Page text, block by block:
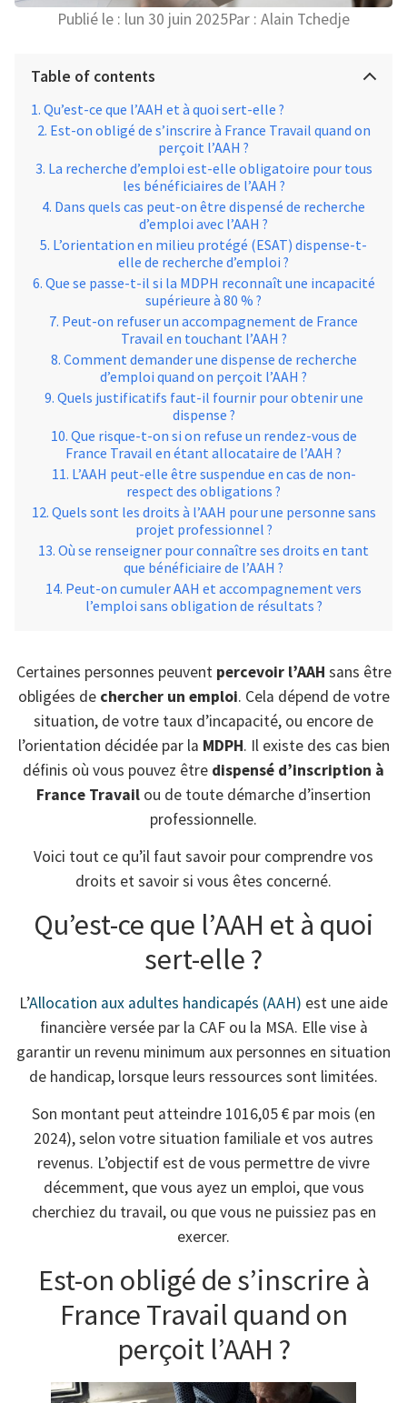
Publié le : lun 30 juin 2025Par : Alain Tchedje
Table of contents
Qu’est-ce que l’AAH et à quoi sert-elle ?
Est-on obligé de s’inscrire à France Travail quand on
perçoit l’AAH ?
La recherche d’emploi est-elle obligatoire pour tous
les bénéficiaires de l’AAH ?
Dans quels cas peut-on être dispensé de recherche
d’emploi avec l’AAH ?
L’orientation en milieu protégé (ESAT) dispense-t-
elle de recherche d’emploi ?
Que se passe-t-il si la MDPH reconnaît une incapacité
supérieure à 80 % ?
Peut-on refuser un accompagnement de France
Travail en touchant l’AAH ?
Comment demander une dispense de recherche
d’emploi quand on perçoit l’AAH ?
Quels justificatifs faut-il fournir pour obtenir une
dispense ?
Que risque-t-on si on refuse un rendez-vous de
France Travail en étant allocataire de l’AAH ?
L’AAH peut-elle être suspendue en cas de non-
respect des obligations ?
Quels sont les droits à l’AAH pour une personne sans
projet professionnel ?
Où se renseigner pour connaître ses droits en tant
que bénéficiaire de l’AAH ?
Peut-on cumuler AAH et accompagnement vers
l’emploi sans obligation de résultats ?
Certaines personnes peuvent percevoir l’AAH sans être
obligées de chercher un emploi. Cela dépend de votre
situation, de votre taux d’incapacité, ou encore de
l’orientation décidée par la MDPH. Il existe des cas bien
définis où vous pouvez être dispensé d’inscription à
France Travail ou de toute démarche d’insertion
professionnelle.
Voici tout ce qu’il faut savoir pour comprendre vos
droits et savoir si vous êtes concerné.
Qu’est-ce que l’AAH et à quoi
sert-elle ?
L’Allocation aux adultes handicapés (AAH) est une aide
financière versée par la CAF ou la MSA. Elle vise à
garantir un revenu minimum aux personnes en situation
de handicap, lorsque leurs ressources sont limitées.
Son montant peut atteindre 1016,05 € par mois (en
2024), selon votre situation familiale et vos autres
revenus. L’objectif est de vous permettre de vivre
décemment, que vous ayez un emploi, que vous
cherchiez du travail, ou que vous ne puissiez pas en
exercer.
Est-on obligé de s’inscrire à
France Travail quand on
perçoit l’AAH ?